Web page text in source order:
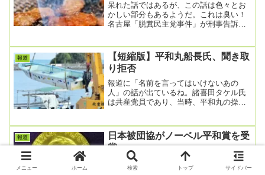
呆れた話ではあるが、この話は色々とお
かしい部分もあるようだ。これは臭い！
名古屋「脱糞民主党事件」が刑事告訴に
報道
【短縮版】平和丸船長氏、聞き取
り拒否
報道に「名前を言ってはいけないあの
人」の話が出ているね。諸喜田タケル氏
は共産党員であり、当時、平和丸の操船
報道
日本被団協がノーベル平和賞を受
賞
こんなの嬉しくないノーベル賞受賞もな
い。日本被団協にノーベル平和賞、核廃
メニュー ホーム 検索 トップ サイドバー